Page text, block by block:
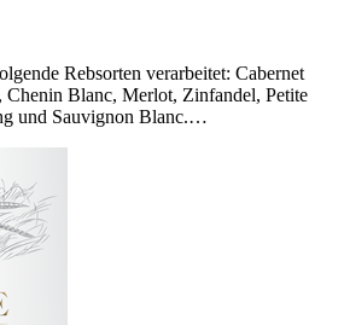
Rebsorten verarbeitet: Cabernet
Chenin Blanc, Merlot, Zinfandel, Petite
und Sauvignon Blanc.…